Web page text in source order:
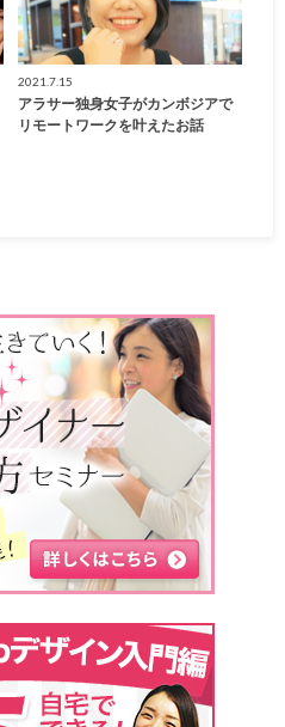
2021.7.15
アラサー独身女子がカンボジアで
リモートワークを叶えたお話